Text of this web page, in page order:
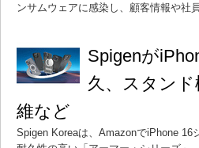
ンサムウェアに感染し、顧客情報や社
Spigenが
久、スタン
維など
Spigen Koreaは、AmazonでiPhone